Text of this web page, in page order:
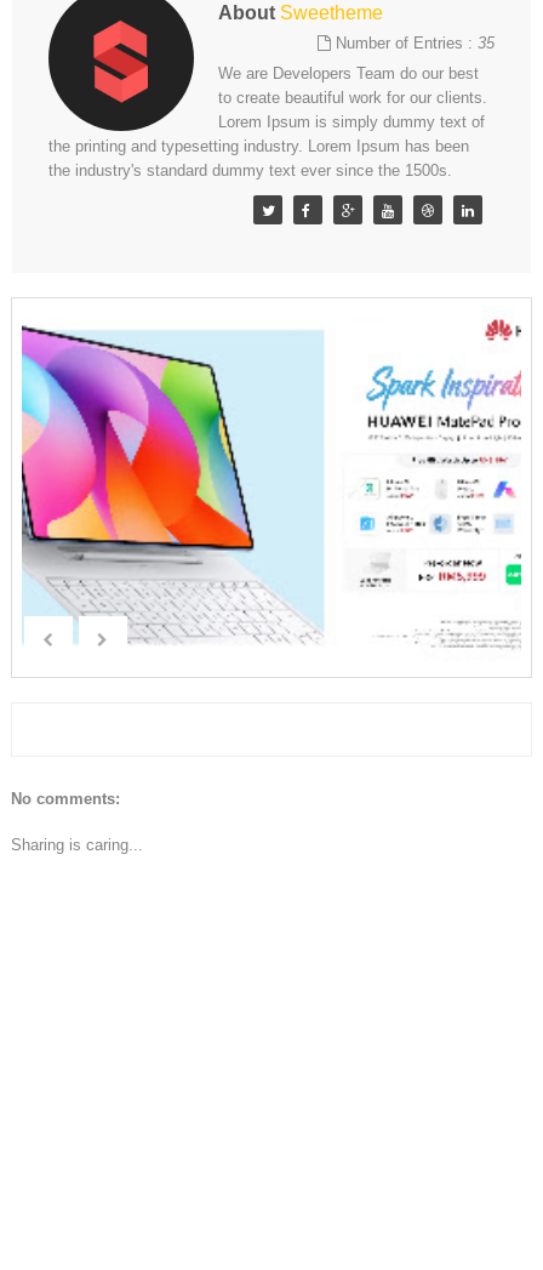
About Sweetheme
Number of Entries :35
We are Developers Team do our best
to create beautiful work for our clients.
Lorem Ipsum is simply dummy text of
the printing and typesetting industry. Lorem Ipsum has been
the industry's standard dummy text ever since the 1500s.
No comments:
Sharing is caring...